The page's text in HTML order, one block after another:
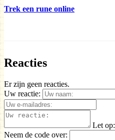
Trek een rune online
Reacties
Er zijn geen reacties.
Uw reactie:
Let op:
Neem de code over: